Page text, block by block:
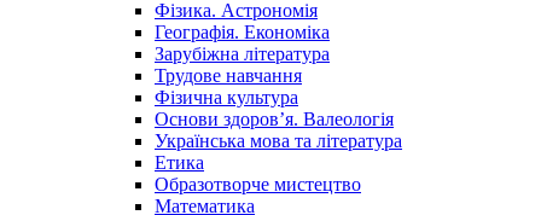
Фізика. Астрономія
Географія. Економіка
Зарубіжна література
Трудове навчання
Фізична культура
Основи здоров’я. Валеологія
Українська мова та література
Етика
Образотворче мистецтво
Математика